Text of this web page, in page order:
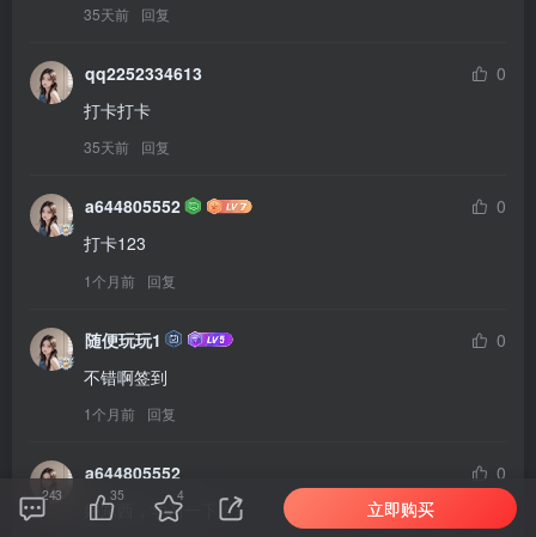
35天前 回复
qq2252334613
0
打卡打卡
35天前 回复
a644805552
0
打卡123
1个月前 回复
随便玩玩1
0
不错啊签到
1个月前 回复
a644805552
0
好东西，学习一下！1
243 35 4
立即购买